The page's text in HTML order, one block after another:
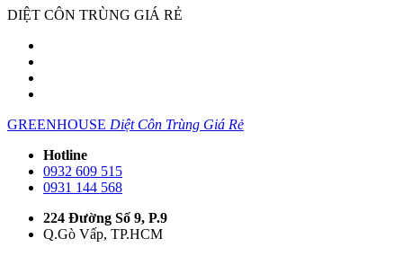
DIỆT CÔN TRÙNG GIÁ RẺ
GREENHOUSE Diệt Côn Trùng Giá Rẻ
Hotline
0932 609 515
0931 144 568
224 Đường Số 9, P.9
Q.Gò Vấp, TP.HCM